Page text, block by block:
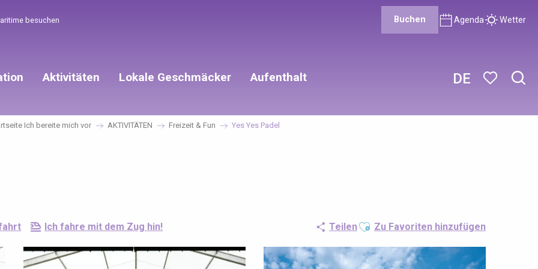
DE
besuchen Buchen Agenda Wetter
Aktivitäten Lokale Geschmäcker Aufenthalt
Ich bereite mich vor AKTIVITÄTEN Freizeit & Fun Yes Yes Padel
Ich fahre mit dem Zug hin! TeilenAjouter aux favoris
Zu Favoriten hinzufügen